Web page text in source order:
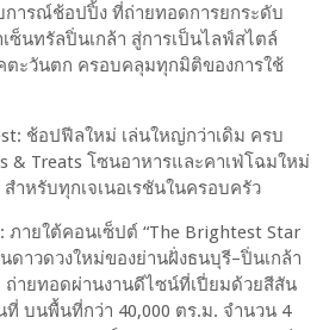
ารณ์ช้อปปิ้ง ที่ถ่ายทอดการยกระดับ
ซ็นทรัลปิ่นเกล้า สู่การเป็นไลฟ์สไตล์
ะวันตก ครอบคลุมทุกมิติของการใช้
ช้อปฟีลใหม่ เล่นใหญ่กว่าเดิม ครบ
& Treats โซนอาหารและคาเฟ่โฉมใหม่
ำหรับทุกเจเนอเรชันในครอบครัว
ภายใต้คอนเซ็ปต์ “The Brightest Star
ดาวดวงใหม่ของย่านฝั่งธนบุรี–ปิ่นเกล้า
ถ่ายทอดผ่านงานดีไซน์ที่เปี่ยมด้วยสีสัน
บนพื้นที่กว่า 40,000 ตร.ม. จำนวน 4